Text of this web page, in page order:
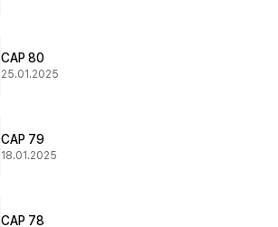
CAP 80
25.01.2025
CAP 79
18.01.2025
CAP 78